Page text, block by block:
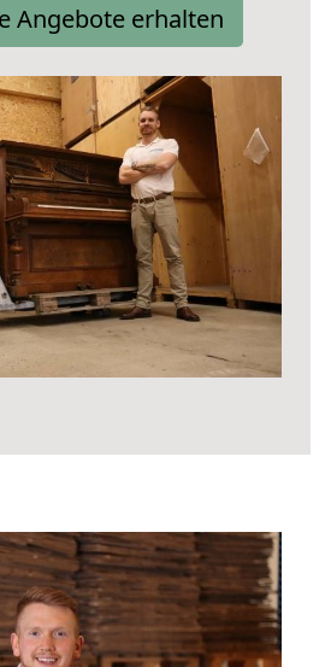
Angebote erhalten